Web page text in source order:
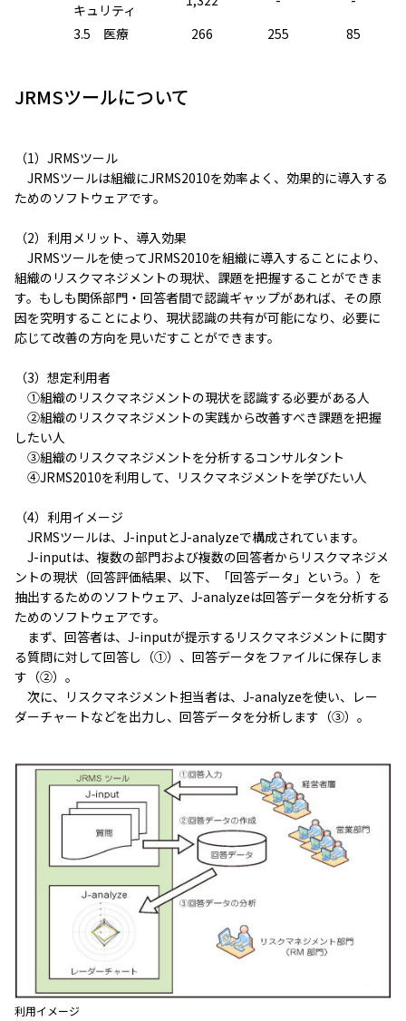
キュリティ
3.5 医療
266 255 85
JRMSツールについて
（1）JRMSツール
JRMSツールは組織にJRMS2010を効率よく、効果的に導入する
ためのソフトウェアです。
（2）利用メリット、導入効果
JRMSツールを使ってJRMS2010を組織に導入することにより、
組織のリスクマネジメントの現状、課題を把握することができま
す。もしも関係部門・回答者間で認識ギャップがあれば、その原
因を究明することにより、現状認識の共有が可能になり、必要に
応じて改善の方向を見いだすことができます。
（3）想定利用者
①組織のリスクマネジメントの現状を認識する必要がある人
②組織のリスクマネジメントの実践から改善すべき課題を把握
したい人
③組織のリスクマネジメントを分析するコンサルタント
④JRMS2010を利用して、リスクマネジメントを学びたい人
（4）利用イメージ
JRMSツールは、J-inputとJ-analyzeで構成されています。
J-inputは、複数の部門および複数の回答者からリスクマネジメ
ントの現状（回答評価結果、以下、「回答データ」という。）を
抽出するためのソフトウェア、J-analyzeは回答データを分析する
ためのソフトウェアです。
まず、回答者は、J-inputが提示するリスクマネジメントに関す
る質問に対して回答し（①）、回答データをファイルに保存しま
す（②）。
次に、リスクマネジメント担当者は、J-analyzeを使い、レー
ダーチャートなどを出力し、回答データを分析します（③）。
利用イメージ